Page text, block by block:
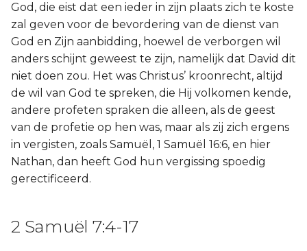
God, die eist dat een ieder in zijn plaats zich te koste
zal geven voor de bevordering van de dienst van
God en Zijn aanbidding, hoewel de verborgen wil
anders schijnt geweest te zijn, namelijk dat David dit
niet doen zou. Het was Christus’ kroonrecht, altijd
de wil van God te spreken, die Hij volkomen kende,
andere profeten spraken die alleen, als de geest
van de profetie op hen was, maar als zij zich ergens
in vergisten, zoals Samuël, 1 Samuël 16:6, en hier
Nathan, dan heeft God hun vergissing spoedig
gerectificeerd.
2 Samuël 7:4-17